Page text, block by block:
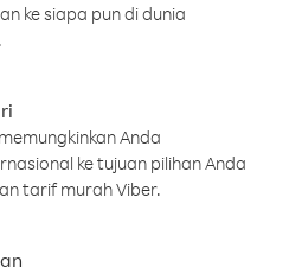
ke siapa pun di dunia
Anda
ke tujuan pilihan Anda
tarif murah Viber.